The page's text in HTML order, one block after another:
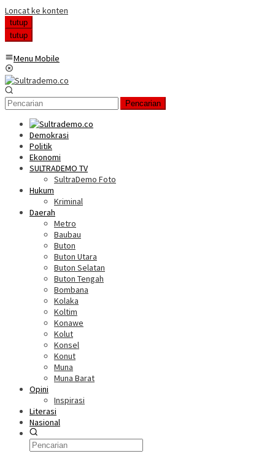
Loncat ke konten
tutup
tutup
Menu Mobile
Pencarian
Demokrasi
Politik
Ekonomi
SULTRADEMO TV
SultraDemo Foto
Hukum
Kriminal
Daerah
Metro
Baubau
Buton
Buton Utara
Buton Selatan
Buton Tengah
Bombana
Kolaka
Koltim
Konawe
Kolut
Konsel
Konut
Muna
Muna Barat
Opini
Inspirasi
Literasi
Nasional